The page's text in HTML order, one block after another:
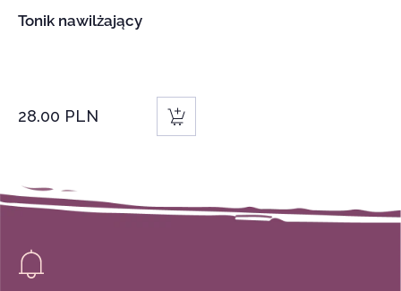
:
Tonik nawilżający
Regular
28.00 PLN